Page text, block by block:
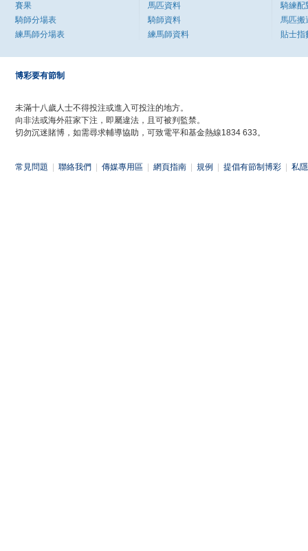
賽果
騎師分場表
練馬師分場表
馬匹資料
騎師資料
練馬師資料
騎練配
馬匹搬
貼士指
博彩要有節制
未滿十八歲人士不得投注或進入可投注的地方。
向非法或海外莊家下注，即屬違法，且可被判監禁。
切勿沉迷賭博，如需尋求輔導協助，可致電平和基金熱線1834 633。
常見問題 聯絡我們 傳媒專用區 網頁指南 規例 提倡有節制博彩 私